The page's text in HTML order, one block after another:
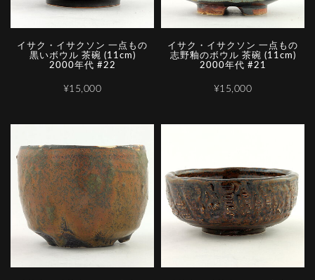
イサク・イサクソン 一点もの
黒いボウル 茶碗 (11cm)
2000年代 #22
¥15,000
イサク・イサクソン 一点もの
志野釉のボウル 茶碗 (11cm)
2000年代 #21
¥15,000